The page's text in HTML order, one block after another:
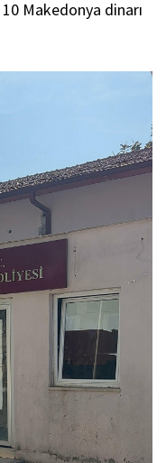
Makedonya dinarı